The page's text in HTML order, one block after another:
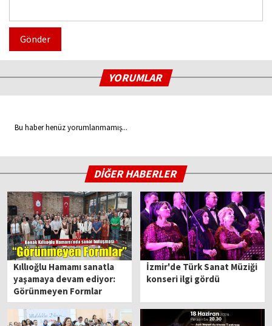
Gönder
YORUMLAR
Bu haber henüz yorumlanmamış...
DİĞER HABERLER
Kıllıoğlu Hamamı sanatla
yaşamaya devam ediyor:
Görünmeyen Formlar
sergisi açıldı
İzmir'de Türk Sanat Müziği
konseri ilgi gördü